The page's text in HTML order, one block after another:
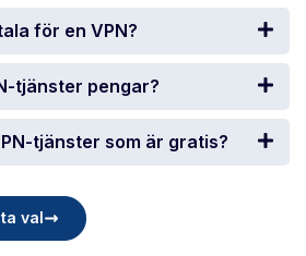
för en VPN?
tjänster pengar?
tjänster som är gratis?
val